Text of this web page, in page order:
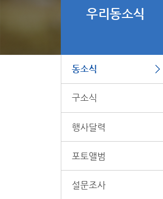
우리동소식
동소식
구소식
행사달력
포토앨범
설문조사